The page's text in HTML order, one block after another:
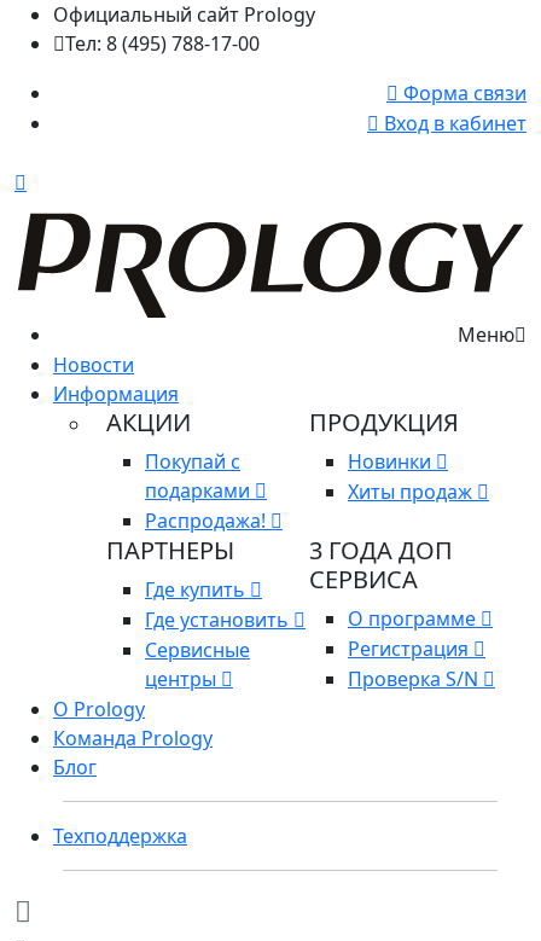
Официальный сайт Prology
Тел: 8 (495) 788-17-00
Форма связи
Вход в кабинет
Меню
Новости
Информация
АКЦИИ
Покупай с
подарками
Распродажа!
ПРОДУКЦИЯ
Новинки
Хиты продаж
ПАРТНЕРЫ
Где купить
Где установить
Сервисные
центры
3 ГОДА ДОП
СЕРВИСА
О программе
Регистрация
Проверка S/N
О Prology
Команда Prology
Блог
Техподдержка